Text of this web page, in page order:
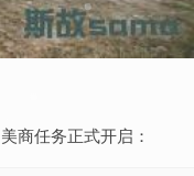
商任务正式开启：